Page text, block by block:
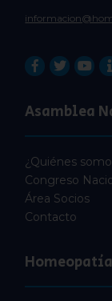
Asamblea
¿Quiénes
Congreso
Área Socios
Contacto
Homeopatía